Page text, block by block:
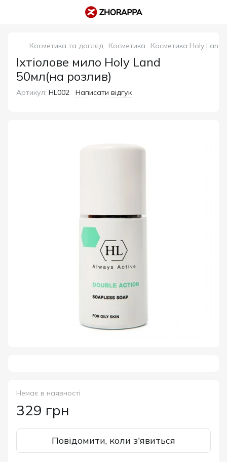
Косметика та догляд Косметика Косметика Holy Land
Іхтіолове мило Holy Land
50мл(на розлив)
Артикул: HL002 Написати відгук
Немає в наявності
329 грн
Повідомити, коли з'явиться